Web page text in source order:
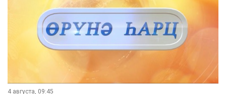
Вести Калмыкия. Выпуск на канале "Россия 24" от 04.08.2026.